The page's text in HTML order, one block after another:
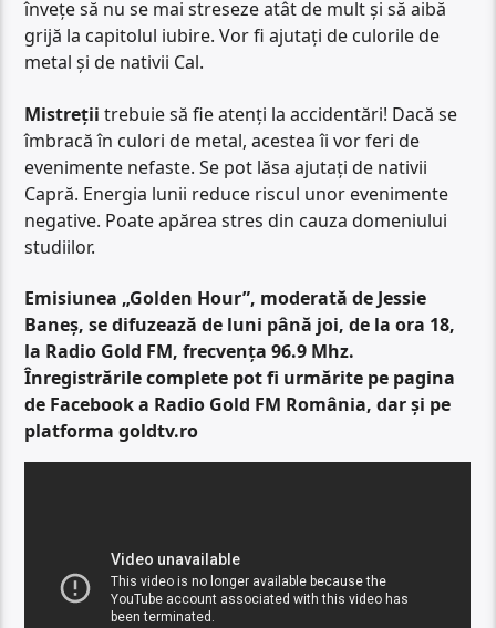
învețe să nu se mai streseze atât de mult și să aibă
grijă la capitolul iubire. Vor fi ajutați de culorile de
metal și de nativii Cal.
Mistreții trebuie să fie atenți la accidentări! Dacă se
îmbracă în culori de metal, acestea îi vor feri de
evenimente nefaste. Se pot lăsa ajutați de nativii
Capră. Energia lunii reduce riscul unor evenimente
negative. Poate apărea stres din cauza domeniului
studiilor.
Emisiunea „Golden Hour”, moderată de Jessie
Baneș, se difuzează de luni până joi, de la ora 18,
la Radio Gold FM, frecvența 96.9 Mhz.
Înregistrările complete pot fi urmărite pe pagina
de Facebook a Radio Gold FM România, dar și pe
platforma goldtv.ro